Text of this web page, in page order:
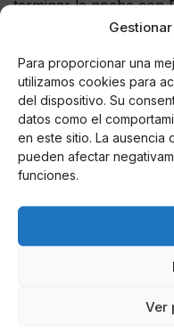
Para proporcionar una
utilizamos cookies para
del dispositivo. Su
datos como el
en este sitio. La ausencia
pueden afectar
funciones.
Ver
terminar la noche con
saltando como
demostrar que el rock
AUTOR
Noticias
Mejores